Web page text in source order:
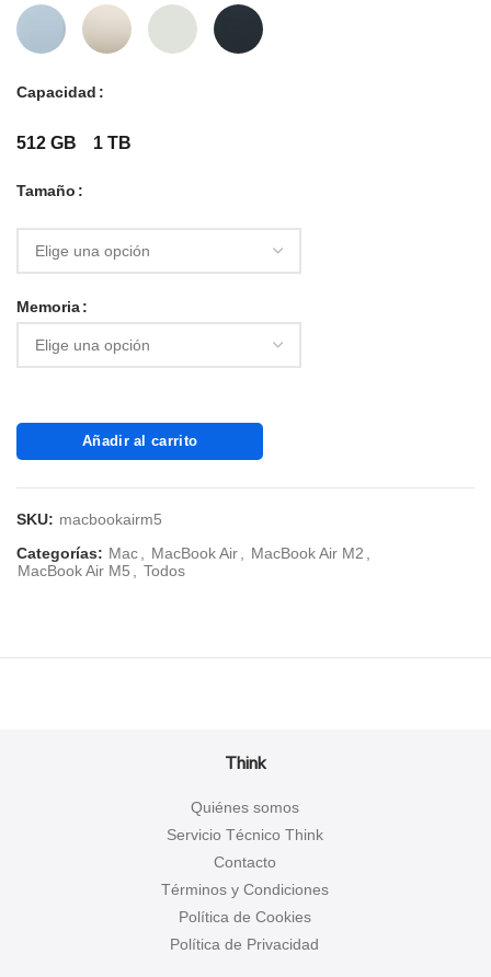
Capacidad
512 GB 1 TB
Tamaño
Memoria
Añadir al carrito
SKU: macbookairm5
Categorías: Mac MacBook Air MacBook Air M2
MacBook Air M5
Todos
Think
Quiénes somos
Servicio Técnico Think
Contacto
Términos y Condiciones
Política de Cookies
Política de Privacidad